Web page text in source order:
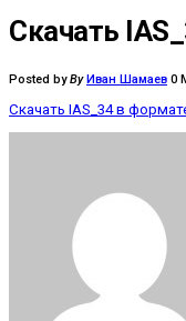
Скачать
Posted by ByИван Шамаев 0
Скачать IAS_34 в